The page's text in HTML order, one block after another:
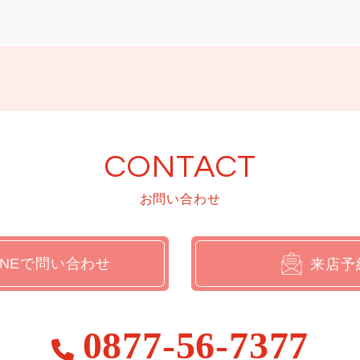
CONTACT
お問い合わせ
で問い合わせ 来店予
0877-56-7377